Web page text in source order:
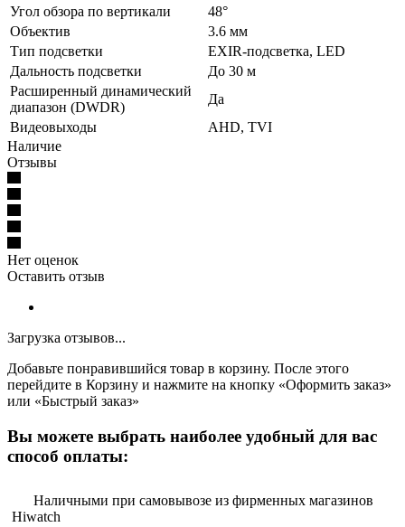
Угол обзора по вертикали
48°
Объектив
3.6 мм
Тип подсветки
EXIR-подсветка, LED
Дальность подсветки
До 30 м
Расширенный динамический
диапазон (DWDR)
Да
Видеовыходы
AHD, TVI
Наличие
Отзывы
Нет оценок
Оставить отзыв
Загрузка отзывов...
Добавьте понравившийся товар в корзину. После этого
перейдите в Корзину и нажмите на кнопку «Оформить заказ»
или «Быстрый заказ»
Вы можете выбрать наиболее удобный для вас
способ оплаты:
Наличными при самовывозе из фирменных магазинов
Hiwatch